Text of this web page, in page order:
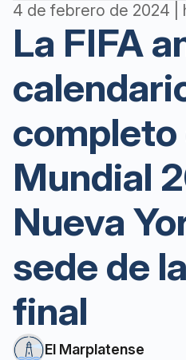
4 de febrero de 2024 |
La FIFA
completo
Mundial
Nueva
sede de
final
El Marplatense